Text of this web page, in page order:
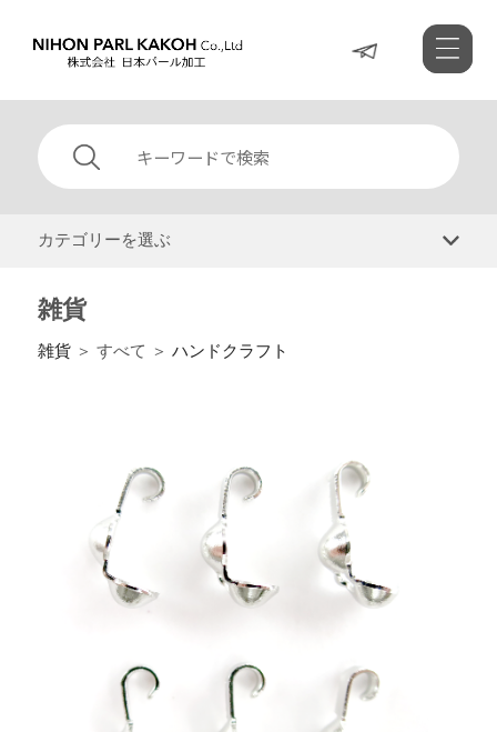
カテゴリーを選ぶ
雑貨
雑貨＞ すべて ＞ ハンドクラフト